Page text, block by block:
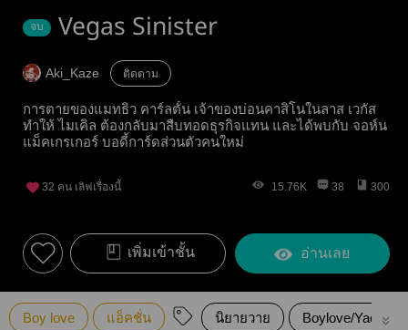
จบ Vegas Sinister
Aki_Kaze ติดตาม
การตายของแมทธิว คาร์ลตั้น เจ้าของบ่อนคาสิโนในลาส เวกัส
ทำให้ ไมเคิล ต้องกลับมาสืบทอดธุรกิจแทน และได้พบกับ จอห์น
แม็คเกรเกอร์ บอดี้การ์ดส่วนตัวคนใหม่
32 คน เลิฟเรื่องนี้ 15.76K 38 300
เพิ่มเข้าชั้น อ่านเลย
Boy love แอ็คชั่น นิยายวาย Boylove/Yaoi